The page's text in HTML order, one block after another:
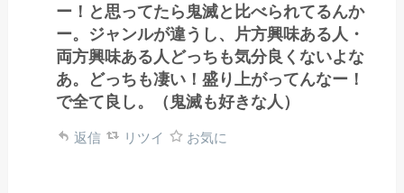
ー！と思ってたら鬼滅と比べられてるんか
ー。ジャンルが違うし、片方興味ある人・
両方興味ある人どっちも気分良くないよな
あ。どっちも凄い！盛り上がってんなー！
で全て良し。（鬼滅も好きな人）
返信 リツイ お気に